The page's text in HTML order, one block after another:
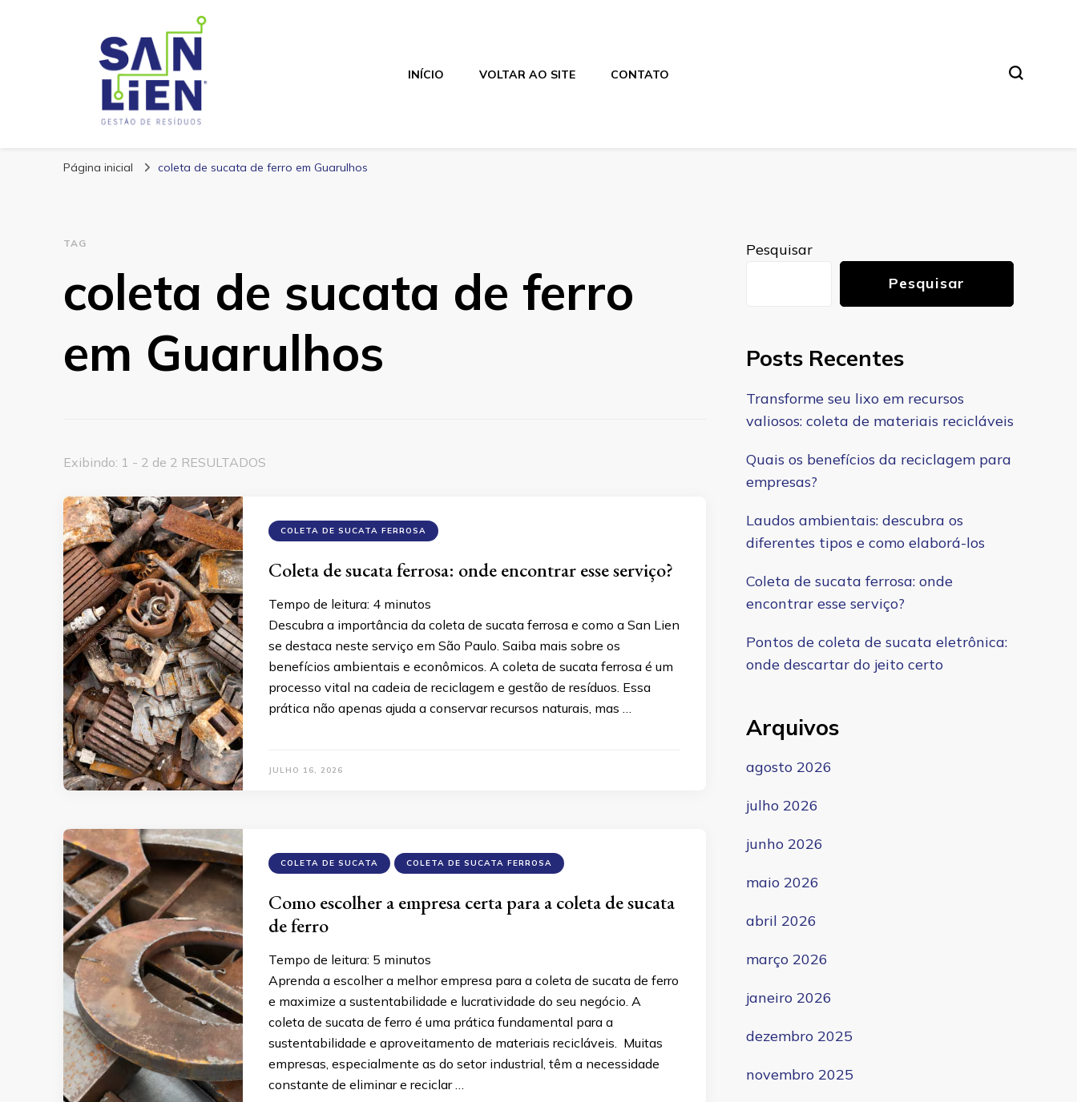
San Lien
INÍCIO VOLTAR AO SITE CONTATO
Página inicial coleta de sucata de ferro em Guarulhos
TAG
coleta de sucata de ferro
em Guarulhos
Exibindo: 1 - 2 de 2 RESULTADOS
COLETA DE SUCATA FERROSA
Coleta de sucata ferrosa: onde encontrar esse serviço?
Tempo de leitura: 4 minutos
Descubra a importância da coleta de sucata ferrosa e como a San Lien
se destaca neste serviço em São Paulo. Saiba mais sobre os
benefícios ambientais e econômicos. A coleta de sucata ferrosa é um
processo vital na cadeia de reciclagem e gestão de resíduos. Essa
prática não apenas ajuda a conservar recursos naturais, mas …
JULHO 16, 2026
COLETA DE SUCATA COLETA DE SUCATA FERROSA
Como escolher a empresa certa para a coleta de sucata
de ferro
Tempo de leitura: 5 minutos
Aprenda a escolher a melhor empresa para a coleta de sucata de ferro
e maximize a sustentabilidade e lucratividade do seu negócio. A
coleta de sucata de ferro é uma prática fundamental para a
sustentabilidade e aproveitamento de materiais recicláveis. Muitas
empresas, especialmente as do setor industrial, têm a necessidade
constante de eliminar e reciclar …
Pesquisar
Pesquisar
Posts Recentes
Transforme seu lixo em recursos
valiosos: coleta de materiais recicláveis
Quais os benefícios da reciclagem para
empresas?
Laudos ambientais: descubra os
diferentes tipos e como elaborá-los
Coleta de sucata ferrosa: onde
encontrar esse serviço?
Pontos de coleta de sucata eletrônica:
onde descartar do jeito certo
Arquivos
agosto 2026
julho 2026
junho 2026
maio 2026
abril 2026
março 2026
janeiro 2026
dezembro 2025
novembro 2025